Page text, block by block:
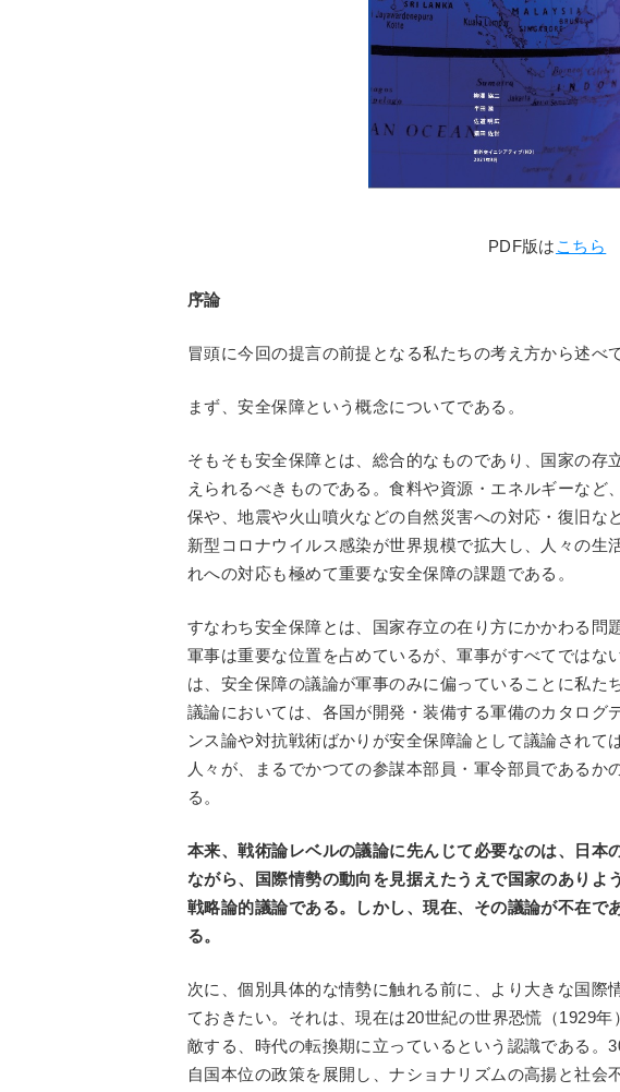
PDF版は こちら
序論
冒頭に今回の提言の前提となる私たちの考え方から述べ
まず、安全保障という概念についてである。
そもそも安全保障とは、総合的なものであり、国家の存
えられるべきものである。食料や資源・エネルギーなど
保や、地震や火山噴火などの自然災害への対応・復旧な
新型コロナウイルス感染が世界規模で拡大し、人々の生
れへの対応も極めて重要な安全保障の課題である。
すなわち安全保障とは、国家存立の在り方にかかわる問
軍事は重要な位置を占めているが、軍事がすべてではな
は、安全保障の議論が軍事のみに偏っていることに私た
議論においては、各国が開発・装備する軍備のカタログ
ンス論や対抗戦術ばかりが安全保障論として議論されて
人々が、まるでかつての参謀本部員・軍令部員であるか
る。
本来、戦術論レベルの議論に先んじて必要なのは、日本
ながら、国際情勢の動向を見据えたうえで国家のありよ
戦略論的議論である。しかし、現在、その議論が不在で
る。
次に、個別具体的な情勢に触れる前に、より大きな国際
ておきたい。それは、現在は20世紀の世界恐慌（1929
敵する、時代の転換期に立っているという認識である。
自国本位の政策を展開し、ナショナリズムの高揚と社会